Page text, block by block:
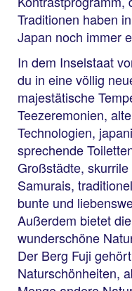
Traditionen haben
Japan noch immer
In dem Inselstaat
du in eine völlig
majestätische
Teezeremonien,
Technologien,
sprechende
Großstädte,
Samurais,
bunte und
Außerdem bietet
wunderschöne
Der Berg Fuji
Naturschönheiten,